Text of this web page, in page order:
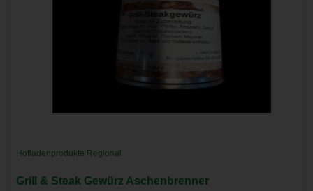
Hofladenprodukte Regional
Grill & Steak Gewürz Aschenbrenner